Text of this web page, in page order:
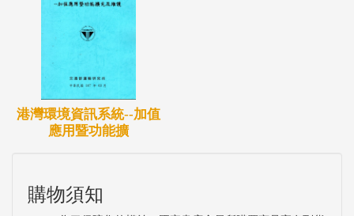
港灣環境資訊系統--加值
應用暨功能擴
購物須知